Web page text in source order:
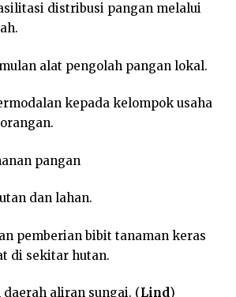
distribusi pangan melalui
alat pengolah pangan lokal.
kepada kelompok usaha
pangan
dan lahan.
pemberian bibit tanaman keras
di sekitar hutan.
daerah aliran sungai. (Lind)